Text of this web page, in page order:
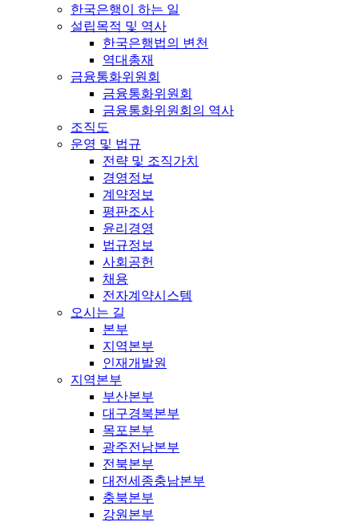
한국은행이 하는 일
설립목적 및 역사
한국은행법의 변천
역대총재
금융통화위원회
금융통화위원회
금융통화위원회의 역사
조직도
운영 및 법규
전략 및 조직가치
경영정보
계약정보
평판조사
윤리경영
법규정보
사회공헌
채용
전자계약시스템
오시는 길
본부
지역본부
인재개발원
지역본부
부산본부
대구경북본부
목포본부
광주전남본부
전북본부
대전세종충남본부
충북본부
강원본부